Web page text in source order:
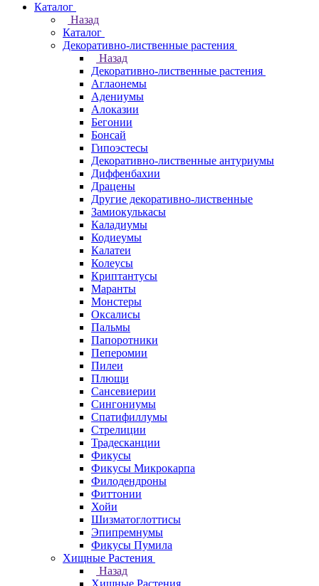
Каталог
Назад
Каталог
Декоративно-лиственные растения
Назад
Декоративно-лиственные растения
Аглаонемы
Адениумы
Алоказии
Бегонии
Бонсай
Гипоэстесы
Декоративно-лиственные антуриумы
Диффенбахии
Драцены
Другие декоративно-лиственные
Замиокулькасы
Каладиумы
Кодиеумы
Калатеи
Колеусы
Криптантусы
Маранты
Монстеры
Оксалисы
Пальмы
Папоротники
Пеперомии
Пилеи
Плющи
Сансевиерии
Сингониумы
Спатифиллумы
Стрелиции
Традесканции
Фикусы
Фикусы Микрокарпа
Филодендроны
Фиттонии
Хойи
Шизматоглоттисы
Эпипремнумы
Фикусы Пумила
Хищные Растения
Назад
Хищные Растения